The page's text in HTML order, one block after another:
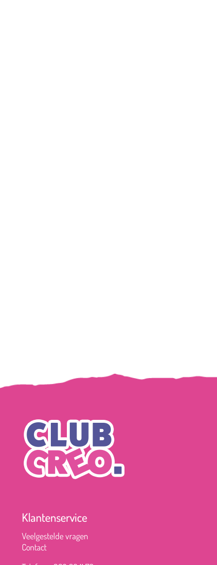
Klantenservice
Veelgestelde vragen
Contact